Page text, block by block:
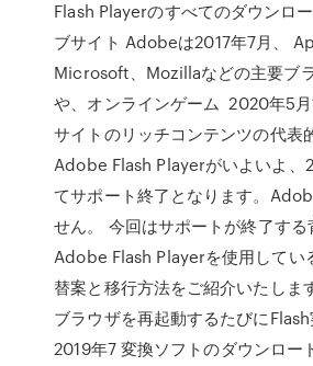
Flash Playerのすべてのダウンロ
ブサイト Adobeは2017年7月、
Microsoft、Mozillaなどの主要ブ
や、オンラインゲーム 2020年5
サイトのリッチコンテンツの代表
Adobe Flash Playerがいよいよ、
てサポート終了となります。
せん。 今回はサポートが終了す
Adobe Flash Playerを使用してい
替案と移行方法をご紹介いたしま
ブラウザを再起動するたびに
2019年7 変換ソフトのダウンロー